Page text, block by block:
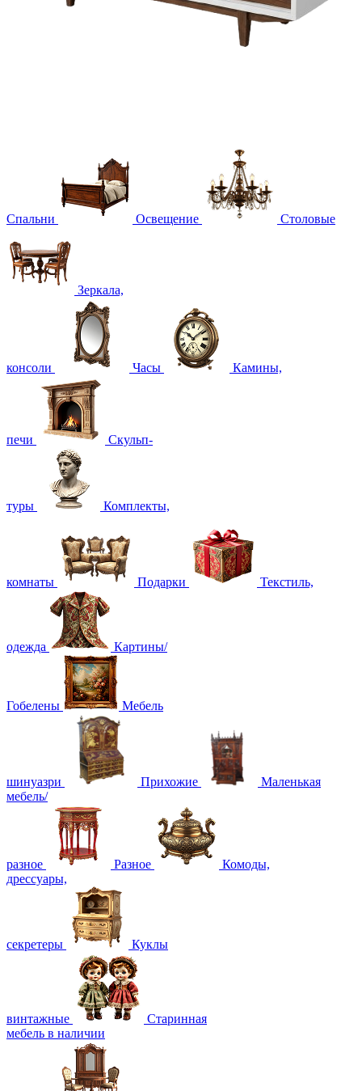
Спальни Освещение Столовые
Зеркала,
консоли Часы Камины,
печи Скульп-
туры Комплекты,
комнаты Подарки Текстиль,
одежда Картины/
Гобелены Мебель
шинуазри Прихожие
Маленькая
мебель/
разное Разное
Комоды,
дрессуары,
секретеры Куклы
винтажные
Старинная
мебель в наличии